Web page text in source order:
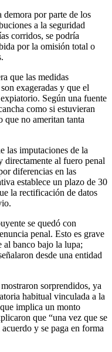
demora por parte de los
a la seguridad
corridos, se podría
por la omisión total o
que las medidas
exageradas y que el
Según una fuente
como si estuvieran
no ameritan tanta
las imputaciones de la
directamente al fuero penal
diferencias en las
establece un plazo de 30
la rectificación de datos
se quedó con
penal. Esto es grave
al banco bajo la lupa;
desde una entidad
sorprendidos, ya
habitual vinculada a la
implica un monto
que “una vez que se
y se paga en forma